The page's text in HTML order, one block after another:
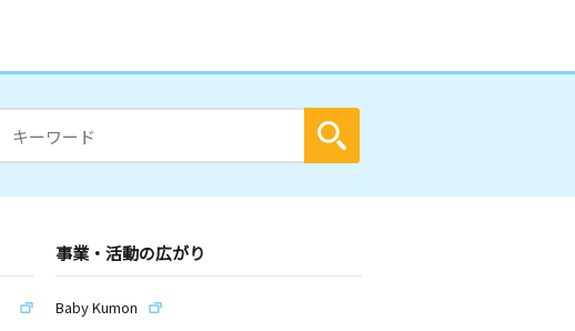
事業・活動の広がり
Baby Kumon